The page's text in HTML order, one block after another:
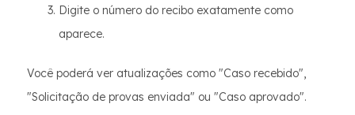
Digite o número do recibo exatamente como
aparece.
Você poderá ver atualizações como "Caso recebido",
"Solicitação de provas enviada" ou "Caso aprovado".